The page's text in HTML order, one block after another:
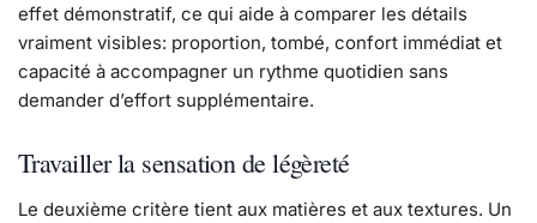
effet démonstratif, ce qui aide à comparer les détails
vraiment visibles: proportion, tombé, confort immédiat et
capacité à accompagner un rythme quotidien sans
demander d’effort supplémentaire.
Travailler la sensation de légèreté
Le deuxième critère tient aux matières et aux textures. Un